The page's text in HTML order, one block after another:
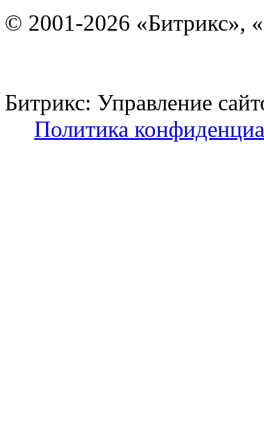
© 2001-2026 «Битрикс»,
Битрикс: Управление
Политика